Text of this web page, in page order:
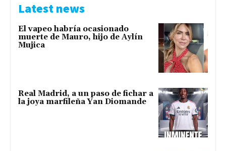
Latest news
El vapeo habría ocasionado
muerte de Mauro, hijo de Aylín
Mujica
Real Madrid, a un paso de fichar a
la joya marfileña Yan Diomande